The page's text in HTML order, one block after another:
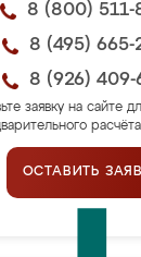
8 (800) 511-
8 (495) 665-
8 (926) 409-
заявку на сайте
ОСТАВИТЬ